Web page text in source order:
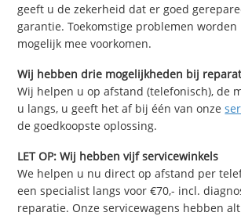
geeft u de zekerheid dat er goed
garantie. Toekomstige problemen worden
mogelijk mee voorkomen.
Wij hebben drie mogelijkheden bij
Wij helpen u op afstand (telefonisch), de
u langs, u geeft het af bij één van onze
de goedkoopste oplossing.
LET OP: Wij hebben vijf servicewinkels
We helpen u nu direct op afstand per
een specialist langs voor €70,- incl.
reparatie. Onze servicewagens hebben